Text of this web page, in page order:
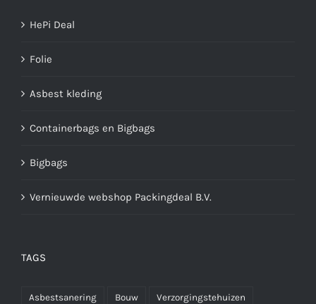
HePi Deal
Folie
Asbest kleding
Containerbags en Bigbags
Bigbags
Vernieuwde webshop Packingdeal B.V.
TAGS
Asbestsanering Bouw Verzorgingstehuizen